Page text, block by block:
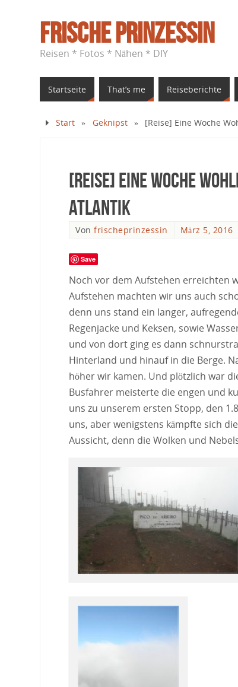
Frische Prinzessin
Reisen * Fotos * Nähen * DIY
Startseite That’s me Reiseberichte
Start » Geknipst » [Reise] Eine Woche
[Reise] Eine Woche
Atlantik
Von frischeprinzessin März 5, 2016
Save
Noch vor dem Aufstehen erreichten
Aufstehen machten wir uns auch
denn uns stand ein langer,
Regenjacke und Keksen, sowie
und von dort ging es dann
Hinterland und hinauf in die Berge.
höher wir kamen. Und plötzlich war
Busfahrer meisterte die engen und
uns zu unserem ersten Stopp, den
uns, aber wenigstens kämpfte sich
Aussicht, denn die Wolken und